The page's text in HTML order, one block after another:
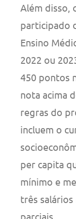
Além disso,
participado
Ensino
2022 ou
450 pontos
nota acima
regras do
incluem o
per capita
mínimo e
três salários
parciais.